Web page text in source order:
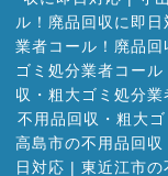
ル！廃品回収に即日
業者コール！廃品回
ゴミ処分業者コー
収・粗大ゴミ処分
不用品回収・粗大
高島市の不用品回
日対応 | 東近江市の